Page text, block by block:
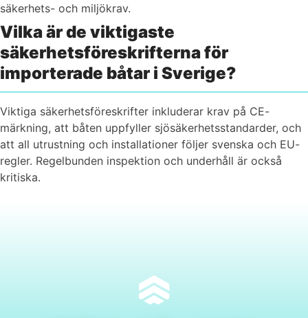
säkerhets- och miljökrav.
Vilka är de viktigaste
säkerhetsföreskrifterna för
importerade båtar i Sverige?
Viktiga säkerhetsföreskrifter inkluderar krav på CE-
märkning, att båten uppfyller sjösäkerhetsstandarder, och
att all utrustning och installationer följer svenska och EU-
regler. Regelbunden inspektion och underhåll är också
kritiska.